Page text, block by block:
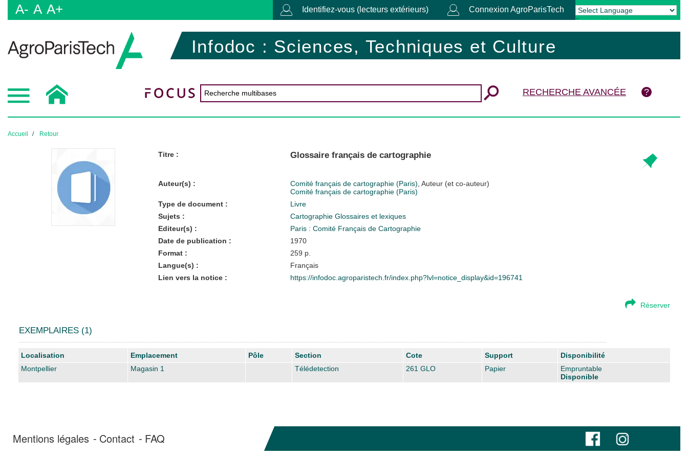
A- A A+ Identifiez-vous (lecteurs extérieurs) Connexion AgroParisTech
Powered by Translate
Infodoc : Sciences, Techniques et Culture
RECHERCHE AVANCÉE
Accueil Retour
Titre : Glossaire français de cartographie
Auteur(s) : Comité français de cartographie (Paris) , Auteur (et co-auteur)
Comité français de cartographie (Paris)
Type de document :
Livre
Sujets :
Cartographie Glossaires et lexiques
Editeur(s) :
Paris : Comité Français de Cartographie
Date de publication :
1970
Format :
259 p.
Langue(s) :
Français
Lien vers la notice :
https://infodoc.agroparistech.fr/index.php?lvl=notice_display&id=196741
Réserver
EXEMPLAIRES (1)
Liste des exemplaires
Localisation Emplacement Pôle Section Cote Support
Disponibilité
Montpellier
Magasin 1 Télédetection 261 GLO Papier
Empruntable
Disponible
Mentions légales Contact FAQ